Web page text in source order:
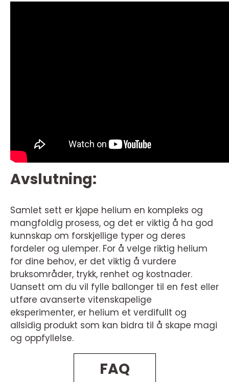
Avslutning:
Samlet sett er kjøpe helium en kompleks og
mangfoldig prosess, og det er viktig å ha god
kunnskap om forskjellige typer og deres
fordeler og ulemper. For å velge riktig helium
for dine behov, er det viktig å vurdere
bruksområder, trykk, renhet og kostnader.
Uansett om du vil fylle ballonger til en fest eller
utføre avanserte vitenskapelige
eksperimenter, er helium et verdifullt og
allsidig produkt som kan bidra til å skape magi
og oppfyllelse.
FAQ